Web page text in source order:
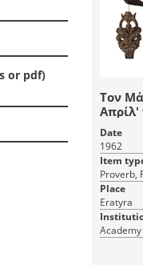
or pdf)
Τον
Απρίλ'
άχυρο
Date
1962
Item
Proverb,
Place
Eratyra